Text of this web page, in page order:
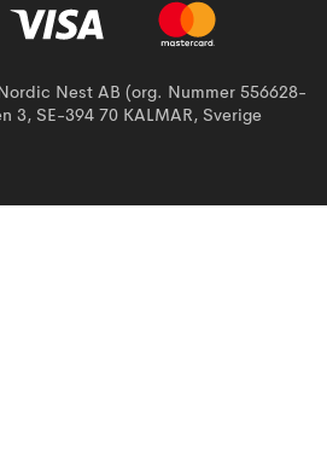
Nest AB (org. Nummer 556628-
3, SE-394 70 KALMAR, Sverige